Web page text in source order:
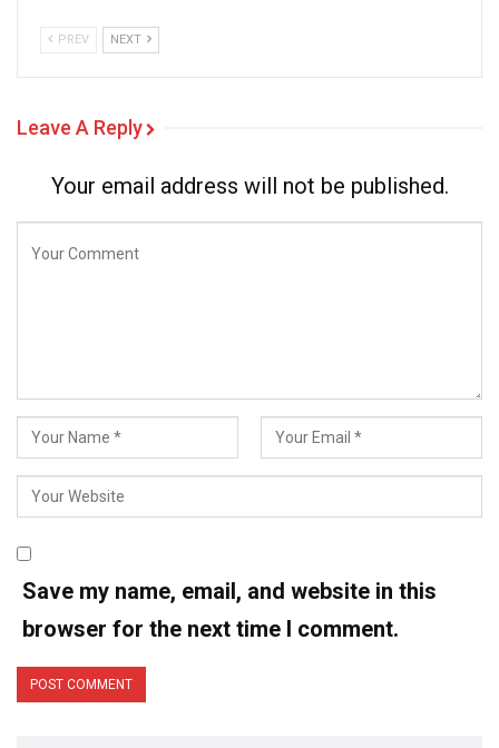
PREV NEXT
Leave A Reply
Your email address will not be published.
Save my name, email, and website in this
browser for the next time I comment.